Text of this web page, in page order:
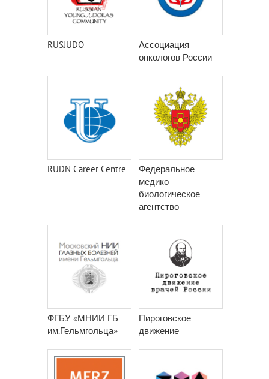
RUSJUDO
Ассоциация
онкологов России
RUDN Career Centre
Федеральное
медико-
биологическое
агентство
ФГБУ «МНИИ ГБ
им.Гельмгольца»
Пироговское
движение